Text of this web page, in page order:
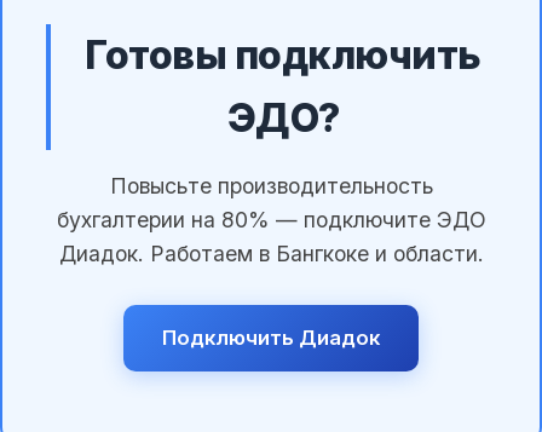
Готовы подключить
ЭДО?
Повысьте производительность
бухгалтерии на 80% — подключите ЭДО
Диадок. Работаем в Бангкоке и области.
Подключить Диадок